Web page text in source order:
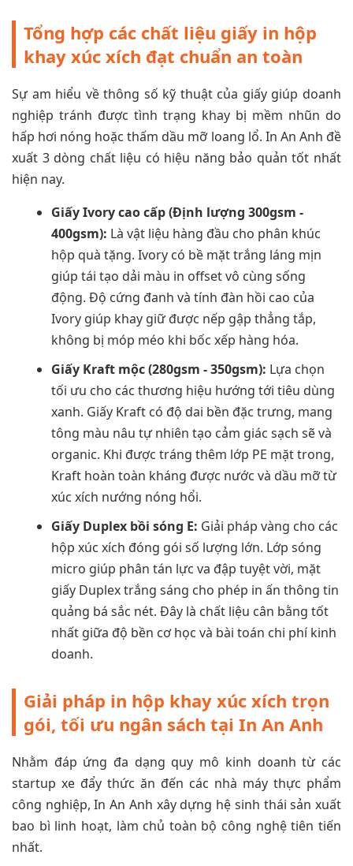
Tổng hợp các chất liệu giấy in hộp
khay xúc xích đạt chuẩn an toàn
Sự am hiểu về thông số kỹ thuật của giấy giúp doanh
nghiệp tránh được tình trạng khay bị mềm nhũn do
hấp hơi nóng hoặc thấm dầu mỡ loang lổ. In An Anh đề
xuất 3 dòng chất liệu có hiệu năng bảo quản tốt nhất
hiện nay.
Giấy Ivory cao cấp (Định lượng 300gsm -
400gsm): Là vật liệu hàng đầu cho phân khúc
hộp quà tặng. Ivory có bề mặt trắng láng mịn
giúp tái tạo dải màu in offset vô cùng sống
động. Độ cứng đanh và tính đàn hồi cao của
Ivory giúp khay giữ được nếp gập thẳng tắp,
không bị móp méo khi bốc xếp hàng hóa.
Giấy Kraft mộc (280gsm - 350gsm): Lựa chọn
tối ưu cho các thương hiệu hướng tới tiêu dùng
xanh. Giấy Kraft có độ dai bền đặc trưng, mang
tông màu nâu tự nhiên tạo cảm giác sạch sẽ và
organic. Khi được tráng thêm lớp PE mặt trong,
Kraft hoàn toàn kháng được nước và dầu mỡ từ
xúc xích nướng nóng hổi.
Giấy Duplex bồi sóng E: Giải pháp vàng cho các
hộp xúc xích đóng gói số lượng lớn. Lớp sóng
micro giúp phân tán lực va đập tuyệt vời, mặt
giấy Duplex trắng sáng cho phép in ấn thông tin
quảng bá sắc nét. Đây là chất liệu cân bằng tốt
nhất giữa độ bền cơ học và bài toán chi phí kinh
doanh.
Giải pháp in hộp khay xúc xích trọn
gói, tối ưu ngân sách tại In An Anh
Nhằm đáp ứng đa dạng quy mô kinh doanh từ các
startup xe đẩy thức ăn đến các nhà máy thực phẩm
công nghiệp, In An Anh xây dựng hệ sinh thái sản xuất
bao bì linh hoạt, làm chủ toàn bộ công nghệ tiên tiến
nhất.